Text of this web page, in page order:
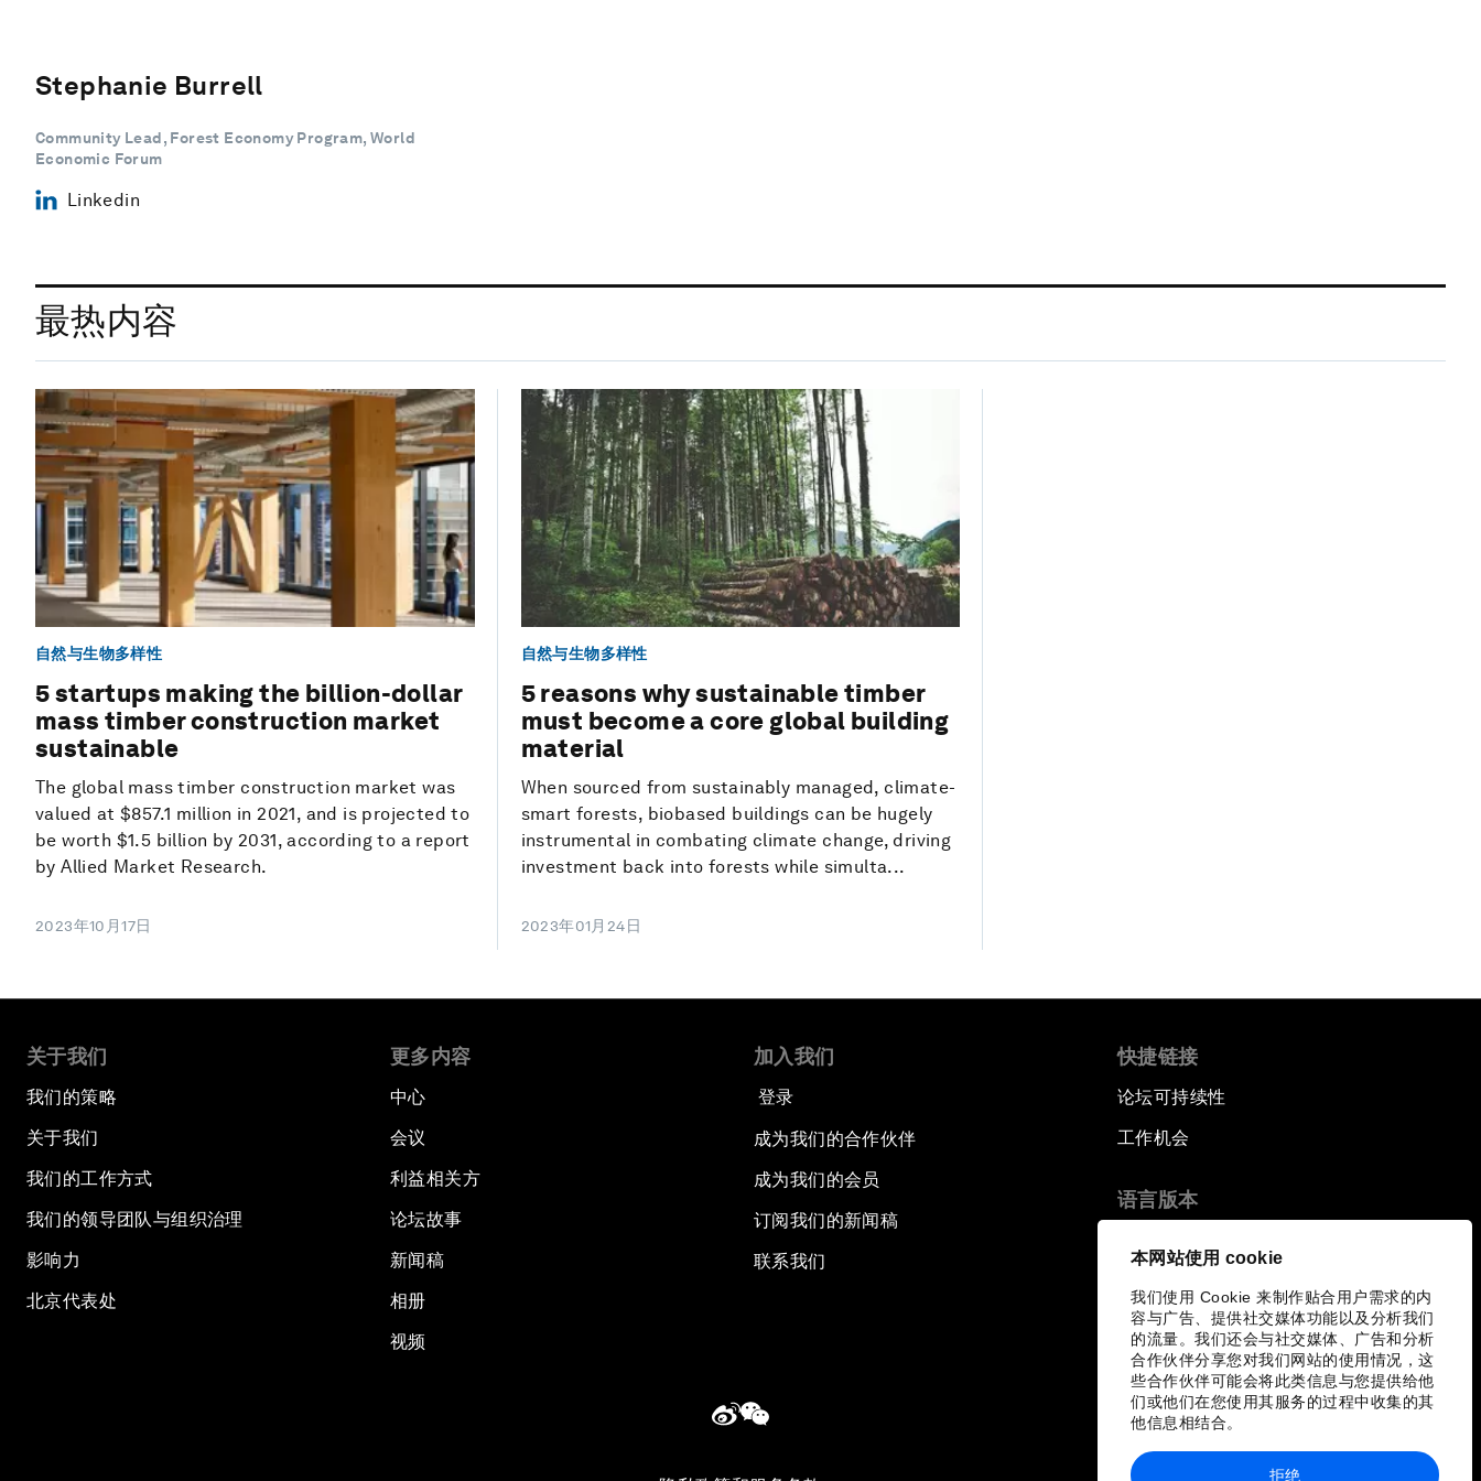
本网站使用 cookie
我们使用 Cookie 来制作贴合用户需求的内
容与广告、提供社交媒体功能以及分析我们
的流量。我们还会与社交媒体、广告和分析
合作伙伴分享您对我们网站的使用情况，这
些合作伙伴可能会将此类信息与您提供给他
们或他们在您使用其服务的过程中收集的其
他信息相结合。
拒绝
Stephanie Burrell
Community Lead, Forest Economy Program, World
Economic Forum
Linkedin
最热内容
自然与生物多样性
5 startups making the billion-dollar
mass timber construction market
sustainable
The global mass timber construction market was
valued at $857.1 million in 2021, and is projected to
be worth $1.5 billion by 2031, according to a report
by Allied Market Research.
2023年10月17日
自然与生物多样性
5 reasons why sustainable timber
must become a core global building
material
When sourced from sustainably managed, climate-
smart forests, biobased buildings can be hugely
instrumental in combating climate change, driving
investment back into forests while simulta...
2023年01月24日
关于我们
我们的策略
关于我们
我们的工作方式
我们的领导团队与组织治理
影响力
北京代表处
更多内容
中心
会议
利益相关方
论坛故事
新闻稿
相册
视频
加入我们
登录
成为我们的合作伙伴
成为我们的会员
订阅我们的新闻稿
联系我们
快捷链接
论坛可持续性
工作机会
语言版本